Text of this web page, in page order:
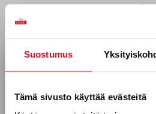
Suostumus
Tämä sivusto käyttää evästeitä
tasaamaan
Liukenematon kuitu
Ruis ja kaura sisältävät
vitamiineja, jotka ovat
Tilaa